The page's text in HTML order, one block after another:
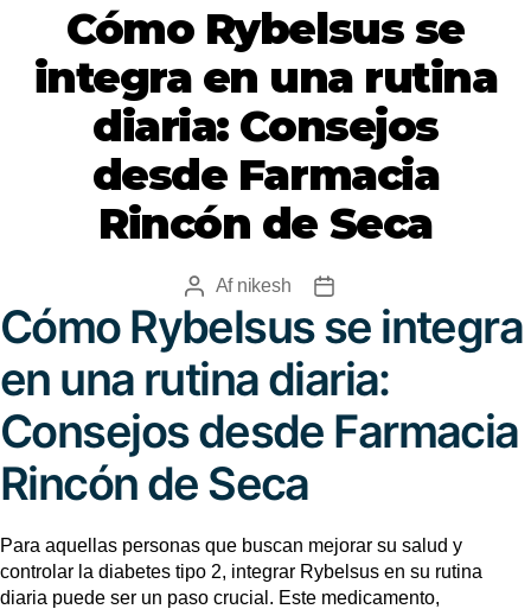
Cómo Rybelsus se
integra en una rutina
diaria: Consejos
desde Farmacia
Rincón de Seca
Af nikesh
Cómo Rybelsus se integra
en una rutina diaria:
Consejos desde Farmacia
Rincón de Seca
Para aquellas personas que buscan mejorar su salud y
controlar la diabetes tipo 2, integrar Rybelsus en su rutina
diaria puede ser un paso crucial. Este medicamento,